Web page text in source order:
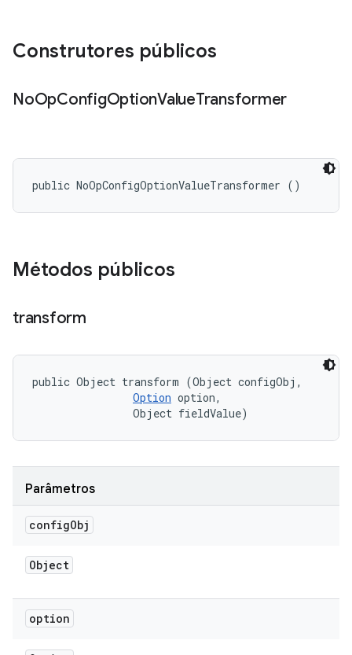
Construtores públicos
NoOpConfigOptionValueTransformer
public NoOpConfigOptionValueTransformer ()
Métodos públicos
transform
public Object transform (Object configObj,
Option option,
                Object fieldValue)
Parâmetros
configObj
Object
option